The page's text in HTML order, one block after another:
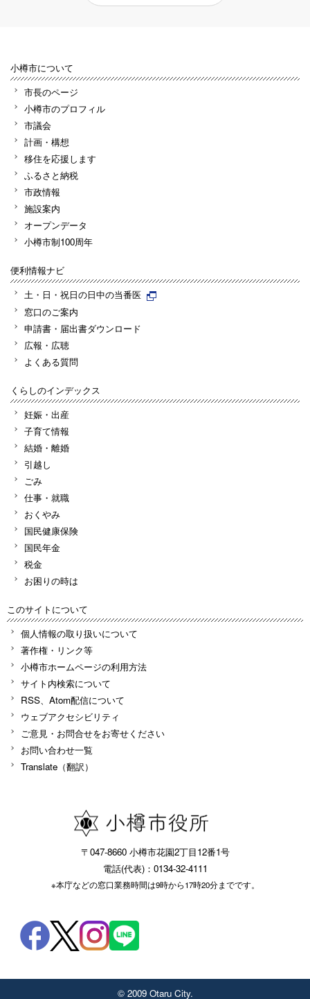
小樽市について
市長のページ
小樽市のプロフィル
市議会
計画・構想
移住を応援します
ふるさと納税
市政情報
施設案内
オープンデータ
小樽市制100周年
便利情報ナビ
土・日・祝日の日中の当番医
窓口のご案内
申請書・届出書ダウンロード
広報・広聴
よくある質問
くらしのインデックス
妊娠・出産
子育て情報
結婚・離婚
引越し
ごみ
仕事・就職
おくやみ
国民健康保険
国民年金
税金
お困りの時は
このサイトについて
個人情報の取り扱いについて
著作権・リンク等
小樽市ホームページの利用方法
サイト内検索について
RSS、Atom配信について
ウェブアクセシビリティ
ご意見・お問合せをお寄せください
お問い合わせ一覧
Translate（翻訳）
〒047-8660 小樽市花園2丁目12番1号
電話(代表)：0134-32-4111
※本庁などの窓口業務時間は9時から17時20分までです。
© 2009 Otaru City.